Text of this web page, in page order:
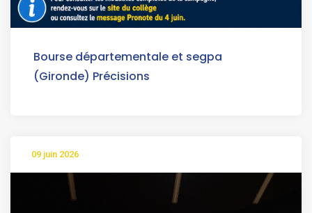
Bourse départementale et segpa
(Gironde) Précisions
09 juin 2026